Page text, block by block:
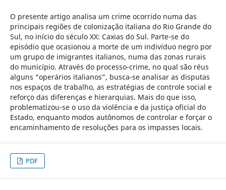
O presente artigo analisa um crime ocorrido numa das
principais regiões de colonização italiana do Rio Grande do
Sul, no início do século XX: Caxias do Sul. Parte-se do
episódio que ocasionou a morte de um indivíduo negro por
um grupo de imigrantes italianos, numa das zonas rurais
do município. Através do processo-crime, no qual são réus
alguns “operários italianos”, busca-se analisar as disputas
nos espaços de trabalho, as estratégias de controle social e
reforço das diferenças e hierarquias. Mais do que isso,
problematizou-se o uso da violência e da justiça oficial do
Estado, enquanto modos autônomos de controlar e forçar o
encaminhamento de resoluções para os impasses locais.
PDF